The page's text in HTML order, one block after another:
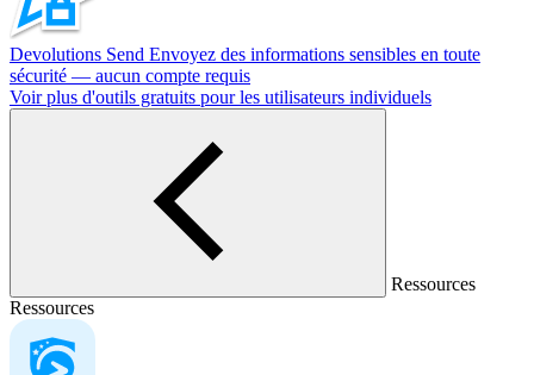
Devolutions Send Envoyez des informations sensibles en toute
sécurité — aucun compte requis
Voir plus d'outils gratuits pour les utilisateurs individuels
Ressources
Ressources